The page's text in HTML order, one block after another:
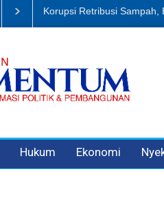
Dugaan Penipuan Oleh
Hukum Ekonomi